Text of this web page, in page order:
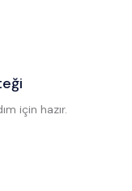
için hazır.